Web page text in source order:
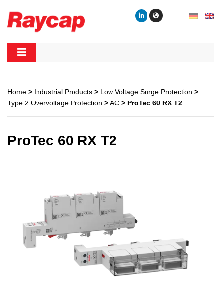
content
Home > Industrial Products > Low Voltage Surge Protection >
Type 2 Overvoltage Protection > AC > ProTec 60 RX T2
ProTec 60 RX T2